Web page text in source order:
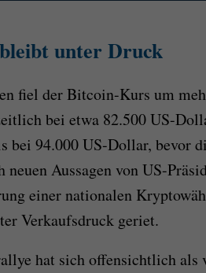
unter Druck
fiel der Bitcoin-Kurs um
bei etwa 82.500 US-
bei 94.000 US-Dollar, bevor
neuen Aussagen von US-
einer nationalen
Verkaufsdruck geriet.
hat sich offensichtlich als